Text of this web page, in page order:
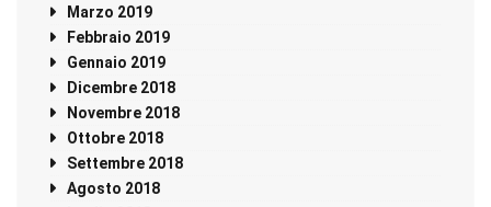
Marzo 2019
Febbraio 2019
Gennaio 2019
Dicembre 2018
Novembre 2018
Ottobre 2018
Settembre 2018
Agosto 2018